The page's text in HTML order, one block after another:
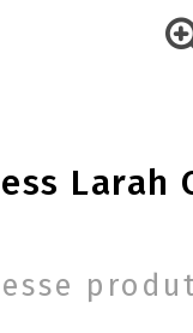
Larah